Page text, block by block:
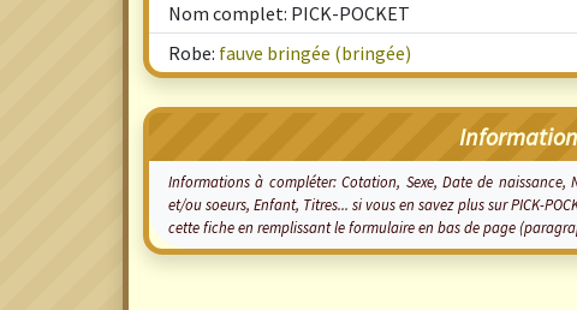
Nom complet: PICK-POCKET
Robe: fauve bringée (bringée)
Informations à compléter: Cotation, Sexe, Date de naissance,
et/ou soeurs, Enfant, Titres... si vous en savez plus sur PICK-
cette fiche en remplissant le formulaire en bas de page